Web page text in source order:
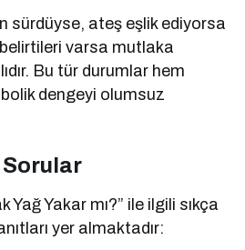
sürdüyse, ateş eşlik ediyorsa
belirtileri varsa mutlaka
Bu tür durumlar hem
dengeyi olumsuz
Sorular
Yağ Yakar mı?” ile ilgili sıkça
yer almaktadır: